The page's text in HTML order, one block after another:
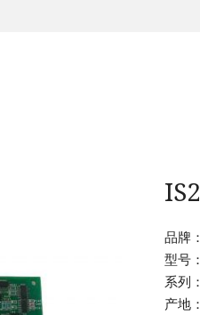
品牌
型号
系列
产地